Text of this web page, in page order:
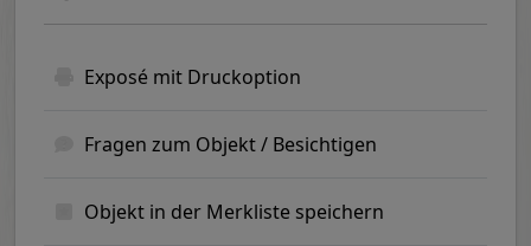
Exposé mit Druckoption
Fragen zum Objekt / Besichtigen
Objekt in der Merkliste speichern